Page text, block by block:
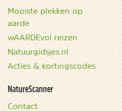
Mooiste plekken op
aarde
wAARDEvol reizen
Natuurgidsjes.nl
Acties & kortingscodes
NatureScanner
Contact